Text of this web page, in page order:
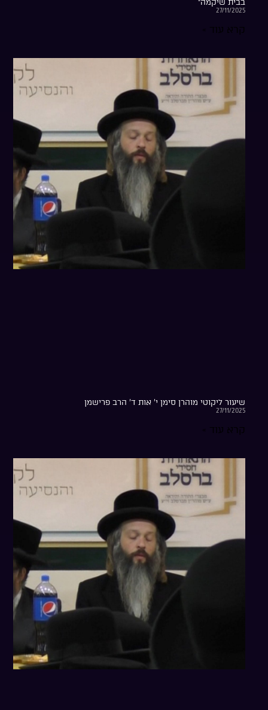
בבית שיקמה”
27/11/2025
קרא עוד »
שיעור ליקוטי מוהרן סימן י’ אות ד’ הרב פרישמן
27/11/2025
קרא עוד »